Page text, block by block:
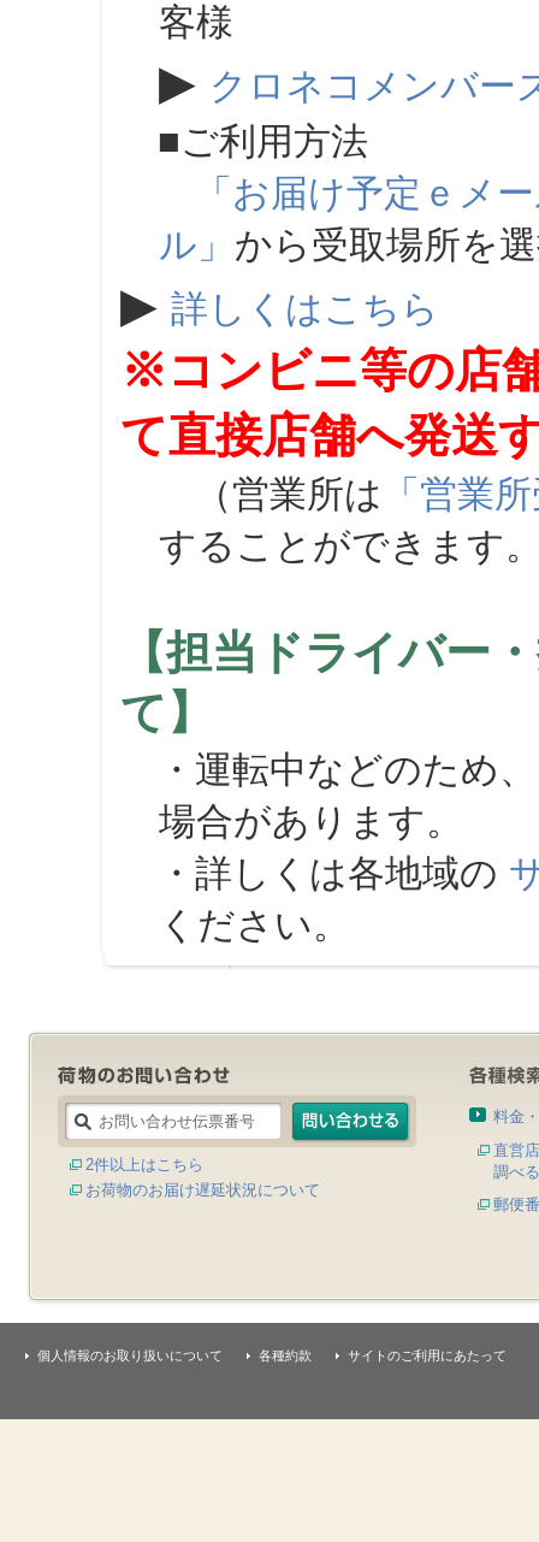
客様
▶ クロネコメンバー
■ご利用方法
「お届け予定ｅメ
ル」 から受取場所を
▶ 詳しくはこちら
※コンビニ等の店
て直接店舗へ発送
（営業所は 「営業
することができます
【担当ドライバー
て】
・運転中などのため
場合があります。
・詳しくは各地域の
ください。
2件以上はこちら
お荷物のお届け遅延状況について
料金
直営
調べる
郵便
個人情報のお取り扱いについて 各種約款 サイトのご利用にあたって